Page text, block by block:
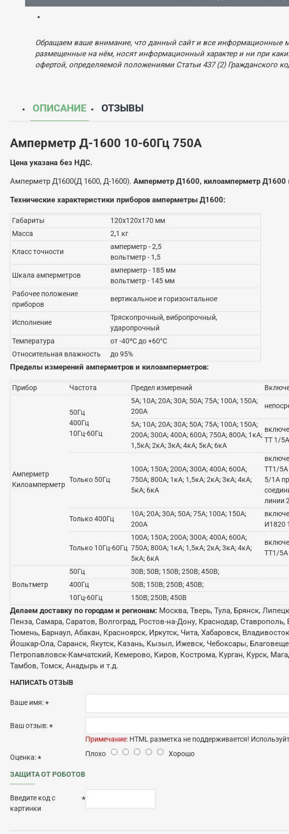
Обращаем ваше внимание, что данный сайт и все информационные
размещенные на нём, носят информационный характер и ни при
офертой, определяемой положениями Статьи 437 (2) Гражданского
ОПИСАНИЕ ОТЗЫВЫ
Амперметр Д-1600 10-60Гц 750А
Цена указана без НДС.
Амперметр Д1600(Д 1600, Д-1600). Амперметр Д1600, килоамперметр Д1600
Технические характеристики приборов амперметры Д1600:
Габариты
120х120х170 мм
Масса
2,1 кг
Класс точности
амперметр - 2,5
вольтметр - 1,5
Шкала амперметров
амперметр - 185 мм
вольтметр - 145 мм
Рабочее положение
приборов
вертикальное и горизонтальное
Исполнение
Тряскопрочный, вибропрочный,
ударопрочный
Температура
от -40ºС до +60°С
Относительная влажность
до 95%
Пределы измерений амперметров и килоамперметров:
Прибор Частота Предел измерений
Амперметр
Килоамперметр
50Гц
400Гц
10Гц-60Гц
5А; 10А; 20А; 30А; 50А; 75А; 100А; 150А;
200А
5А; 10А; 20А; 30А; 50А; 75А; 100А; 150А;
200А; 300А; 400А; 600А; 750А; 800А; 1кА;
1,5кА; 2кА; 3кА; 4кА; 5кА; 6кА
ТТ 1/5А
Только 50Гц
100А; 150А; 200А; 300А; 400А; 600А;
750А; 800А; 1кА; 1,5кА; 2кА; 3кА; 4кА;
5кА; 6кА
ТТ1/5А
5/1А
линии
Только 400Гц
10А; 20А; 30А; 50А; 75А; 100А; 150А;
200А
И1820
Только 10Гц-60Гц
100А; 150А; 200А; 300А; 400А; 600А;
750А; 800А; 1кА; 1,5кА; 2кА; 3кА; 4кА;
5кА; 6кА
ТТ1/5А
Вольтметр
50Гц
30В; 50В; 150В; 250В; 450В;
400Гц
50В; 150В; 250В; 450В;
10Гц-60Гц
150В; 250В; 450В
Делаем доставку по городам и регионам: Москва, Тверь, Тула, Брянск,
Пенза, Самара, Саратов, Волгоград, Ростов-на-Дону, Краснодар,
Тюмень, Барнаул, Абакан, Красноярск, Иркутск, Чита, Хабаровск,
Йошкар-Ола, Саранск, Якутск, Казань, Кызыл, Ижевск, Чебоксары,
Петропавловск-Камчатский, Кемерово, Киров, Кострома, Курган, Курск,
Тамбов, Томск, Анадырь и т.д.
НАПИСАТЬ ОТЗЫВ
Ваше имя:
Ваш отзыв:
Примечание: HTML разметка не поддерживается!
Оценка: Плохо Хорошо
ЗАЩИТА ОТ РОБОТОВ
Введите код с
картинки